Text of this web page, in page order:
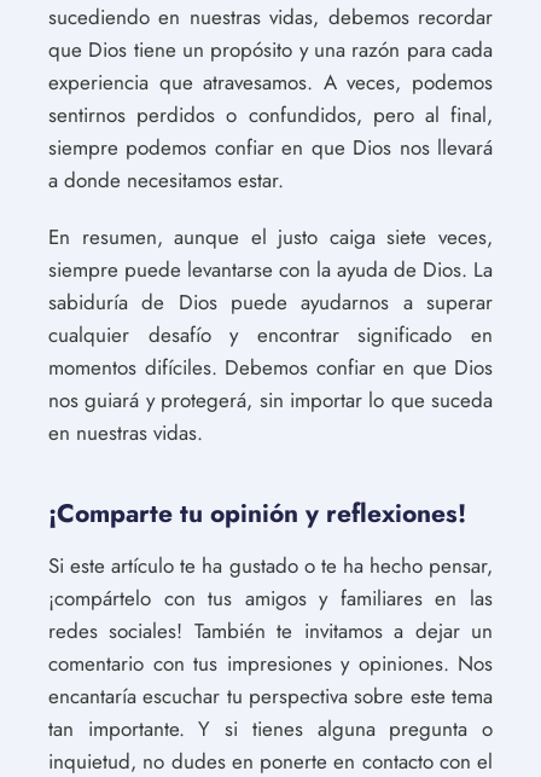
sucediendo en nuestras vidas, debemos recordar
que Dios tiene un propósito y una razón para cada
experiencia que atravesamos. A veces, podemos
sentirnos perdidos o confundidos, pero al final,
siempre podemos confiar en que Dios nos llevará
a donde necesitamos estar.
En resumen, aunque el justo caiga siete veces,
siempre puede levantarse con la ayuda de Dios. La
sabiduría de Dios puede ayudarnos a superar
cualquier desafío y encontrar significado en
momentos difíciles. Debemos confiar en que Dios
nos guiará y protegerá, sin importar lo que suceda
en nuestras vidas.
¡Comparte tu opinión y reflexiones!
Si este artículo te ha gustado o te ha hecho pensar,
¡compártelo con tus amigos y familiares en las
redes sociales! También te invitamos a dejar un
comentario con tus impresiones y opiniones. Nos
encantaría escuchar tu perspectiva sobre este tema
tan importante. Y si tienes alguna pregunta o
inquietud, no dudes en ponerte en contacto con el